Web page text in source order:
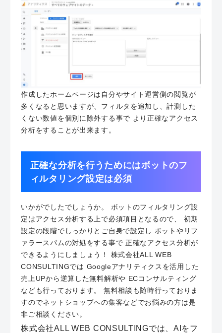
作成したホームページは自分やサイト運営側の閲覧が
多くなると思いますが、フィルタを追加し、計測した
くない数値を個別に除外する事で より正確なアクセス
分析をすることが出来ます。
正確な分析を行うためにはボットのフ
ィルタリング設定は必須
いかがでしたでしょうか。 ボットのフィルタリング設
定はアクセス分析する上で必須項目となるので、 初期
設定の段階でしっかりとご自身で設定し ボットやリフ
ァラースパムの対処をする事で 正確なアクセス分析が
できるようにしましょう！ 株式会社ALL WEB
CONSULTINGでは Googleアナリティクスを活用した
売上UPから逆算した無料解析や ECコンサルティング
なども行っております。 無料相談も随時行っておりま
すのでネットショップへの集客などでお悩みの方は是
非ご相談ください。
株式会社ALL WEB CONSULTINGでは、AIをフ